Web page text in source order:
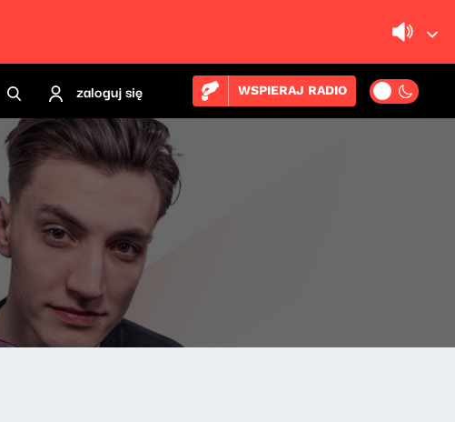
zaloguj się WSPIERAJ RADIO